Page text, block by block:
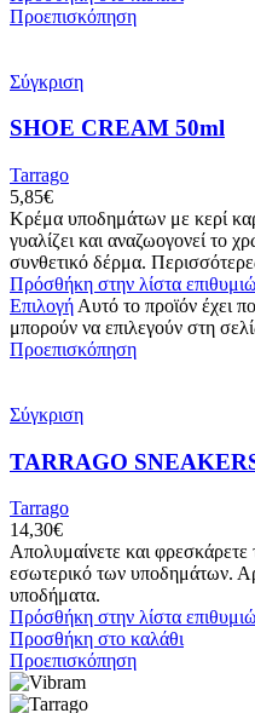
Προεπισκόπηση
Σύγκριση
SHOE CREAM 50ml
Tarrago
5,85€
Κρέμα υποδημάτων με κερί
γυαλίζει και αναζωογονεί το
συνθετικό δέρμα.
Πρόσθήκη στην λίστα
Επιλογή Αυτό το προϊόν έχει
μπορούν να επιλεγούν στη
Προεπισκόπηση
Σύγκριση
TARRAGO
Tarrago
14,30€
Απολυμαίνετε και
εσωτερικό των υποδημάτων.
υποδήματα.
Πρόσθήκη στην λίστα
Προσθήκη στο καλάθι
Προεπισκόπηση